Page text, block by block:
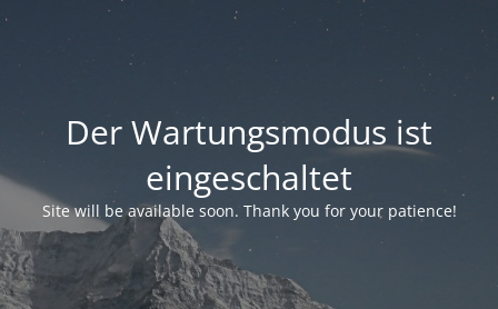
Der Wartungsmodus ist
eingeschaltet
Site will be available soon. Thank you for your patience!